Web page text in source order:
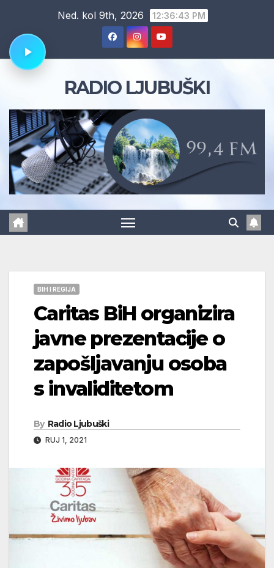
content
Ned. kol 9th, 2026 12:36:44 PM
RADIO LJUBUŠKI
BIH I REGIJA
Caritas BiH organizira
javne prezentacije o
zapošljavanju osoba
s invaliditetom
By Radio Ljubuški
RUJ 1, 2021